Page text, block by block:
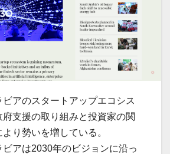
ビアのスタートアップエコシス
府支援の取り組みと投資家の関
り勢いを増している。
ビアは2030年のビジョンに沿っ